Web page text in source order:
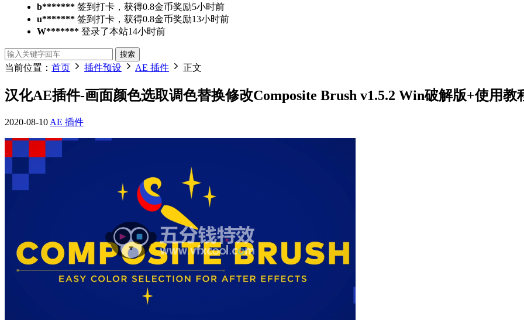
b******* 签到打卡，获得0.8金币奖励5小时前
u******* 签到打卡，获得0.8金币奖励13小时前
W******* 登录了本站14小时前
搜索
当前位置： 首页 插件预设 AE 插件 正文
汉化AE插件-画面颜色选取调色替换修改Composite Brush v1.5.2 Win破解版+使用教
2020-08-10 AE 插件